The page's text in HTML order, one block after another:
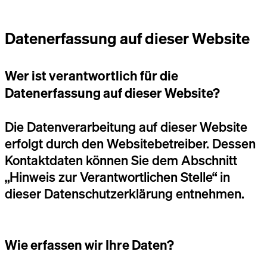
Datenerfassung auf dieser Website
Wer ist verantwortlich für die
Datenerfassung auf dieser Website?
Die Datenverarbeitung auf dieser Website
erfolgt durch den Websitebetreiber. Dessen
Kontaktdaten können Sie dem Abschnitt
„Hinweis zur Verantwortlichen Stelle“ in
dieser Datenschutzerklärung entnehmen.
Wie erfassen wir Ihre Daten?